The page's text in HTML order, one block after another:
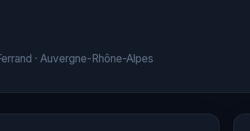
· Auvergne-Rhône-Alpes